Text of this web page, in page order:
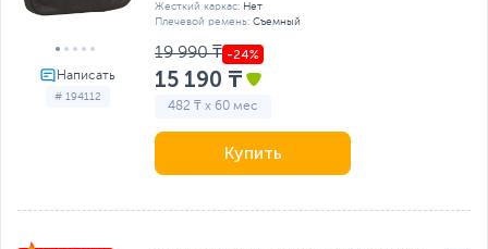
# 194112
Жесткий каркас: Нет
Плечевой ремень: Съемный
19 990 ₸
15 190 ₸
482 ₸ x 60 мес
Купить